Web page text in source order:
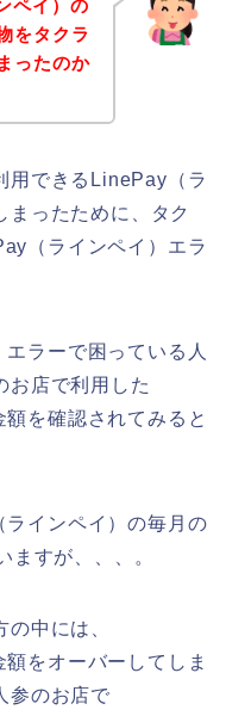
ペイ）の
をタクラ
ったのか
用できるLinePay（ラ
まったために、タク
（ラインペイ）エラ
ラーで困っている人
お店で利用した
を確認されてみると
インペイ）の毎月の
ますが、、、。
中には、
をオーバーしてしま
参のお店で